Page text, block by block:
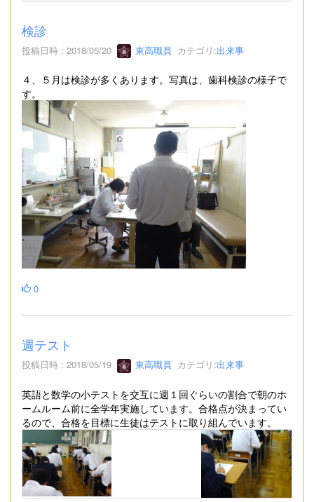
検診
投稿日時 : 2018/05/20 東高職員 カテゴリ:出来事
４、５月は検診が多くあります。写真は、歯科検診の様子で
す。
0
週テスト
投稿日時 : 2018/05/19 東高職員 カテゴリ:出来事
英語と数学の小テストを交互に週１回ぐらいの割合で朝のホ
ームルーム前に全学年実施しています。合格点が決まってい
るので、合格を目標に生徒はテストに取り組んでいます。